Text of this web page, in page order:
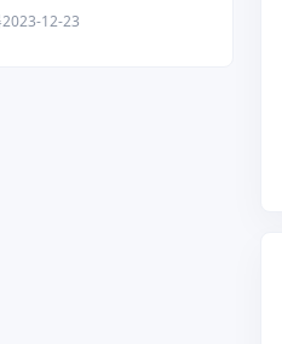
内存/100G硬
2023-12-23